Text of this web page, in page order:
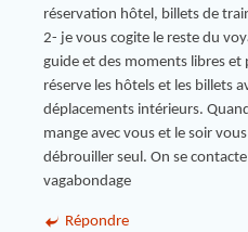
réservation hôtel, billets de
2- je vous cogite le reste du
guide et des moments libres
réserve les hôtels et les billets
déplacements intérieurs.
mange avec vous et le soir
débrouiller seul. On se
vagabondage
Répondre